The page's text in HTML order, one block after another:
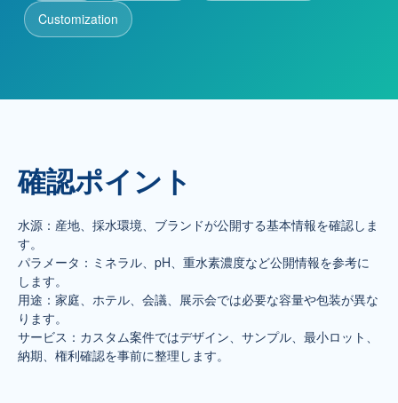
お問い合わせ
+86 137-7716-1718（張）
Customization
確認ポイント
水源：産地、採水環境、ブランドが公開する基本情報を確認しま
す。
パラメータ：ミネラル、pH、重水素濃度など公開情報を参考に
します。
用途：家庭、ホテル、会議、展示会では必要な容量や包装が異な
ります。
サービス：カスタム案件ではデザイン、サンプル、最小ロット、
納期、権利確認を事前に整理します。